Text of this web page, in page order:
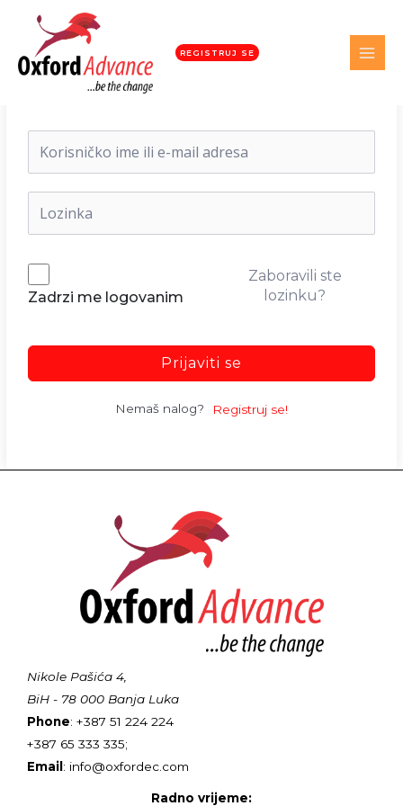
REGISTRUJ SE
Dobrodošli nazad!
Zadrzi me logovanim
Zaboravili ste
lozinku?
Prijaviti se
Nemaš nalog? Registruj se!
Nikole Pašića 4,
BiH - 78 000 Banja Luka
Phone: +387 51 224 224
+387 65 333 335;
Email: info@oxfordec.com
Radno vrijeme: